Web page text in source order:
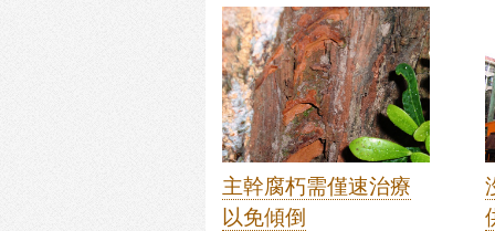
主幹腐朽需僅速治療
以免傾倒